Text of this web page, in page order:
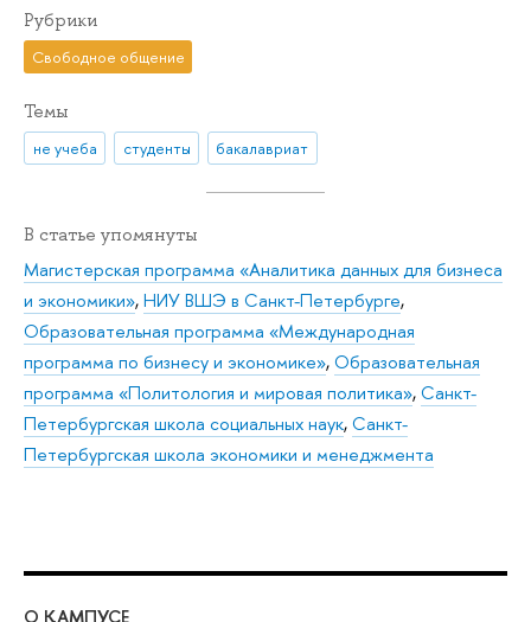
Рубрики
Свободное общение
Темы
не учеба студенты бакалавриат
В статье упомянуты
Магистерская программа «Аналитика данных для бизнеса
и экономики»,НИУ ВШЭ в Санкт-Петербурге,
Образовательная программа «Международная
программа по бизнесу и экономике»,Образовательная
программа «Политология и мировая политика»,Санкт-
Петербургская школа социальных наук,Санкт-
Петербургская школа экономики и менеджмента